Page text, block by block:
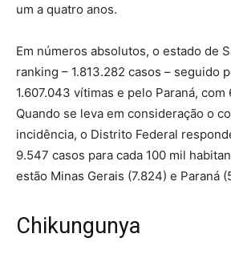
um a quatro anos.
Em números absolutos, o estado de
ranking – 1.813.282 casos – seguido
1.607.043 vítimas e pelo Paraná, com
Quando se leva em consideração o
incidência, o Distrito Federal
9.547 casos para cada 100 mil
estão Minas Gerais (7.824) e Paraná
Chikungunya